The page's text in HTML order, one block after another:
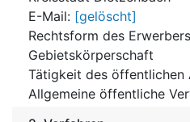
E-Mail: [gelöscht]
Rechtsform des Erwerbers
Gebietskörperschaft
Tätigkeit des öffentlichen
Allgemeine öffentliche